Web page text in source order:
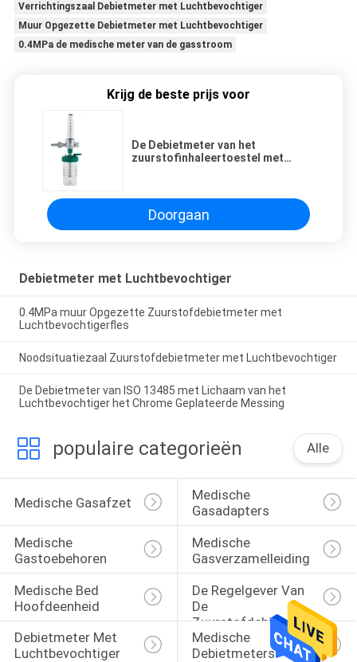
Verrichtingszaal Debietmeter met Luchtbevochtiger
Muur Opgezette Debietmeter met Luchtbevochtiger
0.4MPa de medische meter van de gasstroom
Krijg de beste prijs voor
De Debietmeter van het
zuurstofinhaleertoestel met
Doorgaan
Debietmeter met Luchtbevochtiger
0.4MPa muur Opgezette Zuurstofdebietmeter met
Luchtbevochtigerfles
Noodsituatiezaal Zuurstofdebietmeter met Luchtbevochtiger
De Debietmeter van ISO 13485 met Lichaam van het
Luchtbevochtiger het Chrome Geplateerde Messing
populaire categorieën Alle
Medische Gasafzet
Medische
Gasadapters
Medische
Gastoebehoren
Medische
Gasverzamelleiding
Medische Bed
Hoofdeenheid
De Regelgever Van
De
Zuurstofdebietmeter
Met
Luchtbevochtiger
Debietmeter Met
Luchtbevochtiger
Medische
Debietmeters